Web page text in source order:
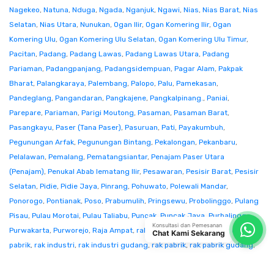
Nagekeo, Natuna, Nduga, Ngada, Nganjuk, Ngawi, Nias, Nias Barat, Nias
Selatan, Nias Utara, Nunukan, Ogan Ilir, Ogan Komering Ilir, Ogan
Komering Ulu, Ogan Komering Ulu Selatan, Ogan Komering Ulu Timur,
Pacitan, Padang, Padang Lawas, Padang Lawas Utara, Padang
Pariaman, Padangpanjang, Padangsidempuan, Pagar Alam, Pakpak
Bharat, Palangkaraya, Palembang, Palopo, Palu, Pamekasan,
Pandeglang, Pangandaran, Pangkajene, Pangkalpinang., Paniai,
Parepare, Pariaman, Parigi Moutong, Pasaman, Pasaman Barat,
Pasangkayu, Paser (Tana Paser), Pasuruan, Pati, Payakumbuh,
Pegunungan Arfak, Pegunungan Bintang, Pekalongan, Pekanbaru,
Pelalawan, Pemalang, Pematangsiantar, Penajam Paser Utara
(Penajam), Penukal Abab lematang Ilir, Pesawaran, Pesisir Barat, Pesisir
Selatan, Pidie, Pidie Jaya, Pinrang, Pohuwato, Polewali Mandar,
Ponorogo, Pontianak, Poso, Prabumulih, Pringsewu, Probolinggo, Pulang
Pisau, Pulau Morotai, Pulau Taliabu, Puncak Puncak Jaya Purbalingga,
Purwakarta, Purworejo, Raja Ampat, rak gudang industri,rak gudang
pabrik, rak industri, rak industri gudang, rak pabrik, rak pabrik gudang,
Konsultasi dan Pemesanan
Chat Kami Sekarang